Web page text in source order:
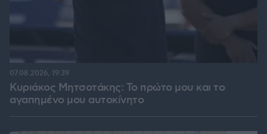
Κυριάκος Μητσοτάκης: Το πρώτο μου και το
αγαπημένο μου αυτοκίνητο
07.08.2026, 19:39